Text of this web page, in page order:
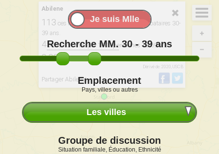
Abilene
113 ces hommes pour 100 femmes célibataires 30-
39 ans.
45ces hommes par 1000 personnes 18-69 ans.
3 320tels hommes / 2 934 femmes.
Dérivé de: 2020, USCB
Partager Abilene!
Recherche MM. 30 - 39ans
Emplacement
Pays, villes ou autres
Les villes
Groupe de discussion
Situation familiale, Éducation, Ethnicité